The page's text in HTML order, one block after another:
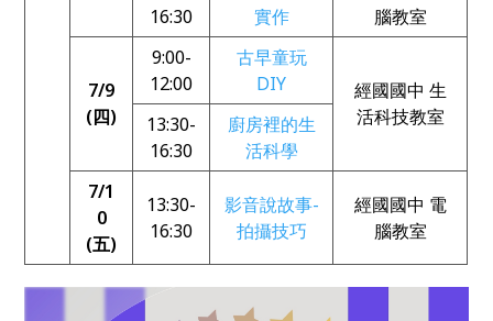
16:30
實作
腦教室
7/9
(四)
9:00-
12:00
古早童玩
DIY
經國國中 生
活科技教室
13:30-
16:30
廚房裡的生
活科學
7/1
0
(五)
13:30-
16:30
影音說故事-
拍攝技巧
經國國中 電
腦教室